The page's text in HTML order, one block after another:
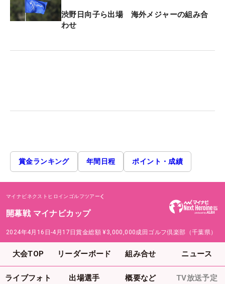
渋野日向子ら出場 海外メジャーの組み合
わせ
賞金ランキング 年間日程 ポイント・成績
マイナビネクストヒロインゴルフツアー
開幕戦 マイナビカップ
2024年4月16日-4月17日賞金総額 ¥3,000,000成田ゴルフ倶楽部（千葉県）
大会TOP リーダーボード 組み合せ ニュース
ライブフォト 出場選手 概要など TV放送予定